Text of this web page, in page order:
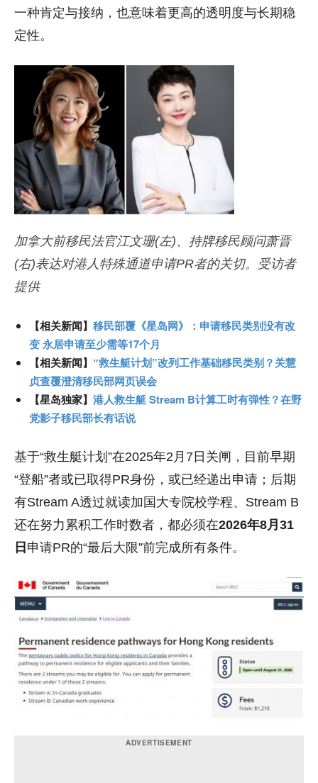
一种肯定与接纳，也意味着更高的透明度与长期稳
定性。
加拿大前移民法官江文珊(左)、持牌移民顾问萧晋
(右)表达对港人特殊通道申请PR者的关切。受访者
提供
【相关新闻】 移民部覆《星岛网》：申请移民类别没有改
变 永居申请至少需等17个月
【相关新闻】 “救生艇计划”改列工作基础移民类别？关慧
贞查覆澄清移民部网页误会
【星岛独家】 港人救生艇 Stream B计算工时有弹性？在野
党影子移民部长有话说
基于“救生艇计划”在2025年2月7日关闸，目前早期
“登船”者或已取得PR身份，或已经递出申请；后期
有Stream A透过就读加国大专院校学程、Stream B
还在努力累积工作时数者，都必须在2026年8月31
日 申请PR的“最后大限”前完成所有条件。